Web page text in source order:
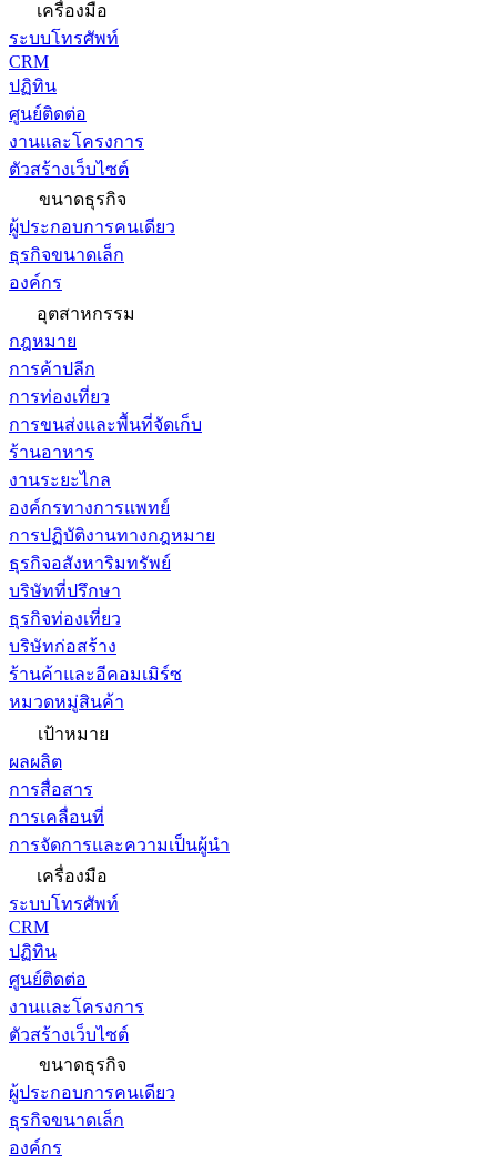
เครื่องมือ
ระบบโทรศัพท์
CRM
ปฏิทิน
ศูนย์ติดต่อ
งานและโครงการ
ตัวสร้างเว็บไซต์
ขนาดธุรกิจ
ผู้ประกอบการคนเดียว
ธุรกิจขนาดเล็ก
องค์กร
อุตสาหกรรม
กฎหมาย
การค้าปลีก
การท่องเที่ยว
การขนส่งและพื้นที่จัดเก็บ
ร้านอาหาร
งานระยะไกล
องค์กรทางการแพทย์
การปฏิบัติงานทางกฎหมาย
ธุรกิจอสังหาริมทรัพย์
บริษัทที่ปรึกษา
ธุรกิจท่องเที่ยว
บริษัทก่อสร้าง
ร้านค้าและอีคอมเมิร์ซ
หมวดหมู่สินค้า
เป้าหมาย
ผลผลิต
การสื่อสาร
การเคลื่อนที่
การจัดการและความเป็นผู้นำ
เครื่องมือ
ระบบโทรศัพท์
CRM
ปฏิทิน
ศูนย์ติดต่อ
งานและโครงการ
ตัวสร้างเว็บไซต์
ขนาดธุรกิจ
ผู้ประกอบการคนเดียว
ธุรกิจขนาดเล็ก
องค์กร